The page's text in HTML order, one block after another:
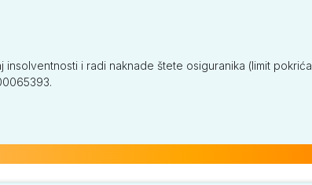
insolventnosti i radi naknade štete osiguranika (limit pokrića